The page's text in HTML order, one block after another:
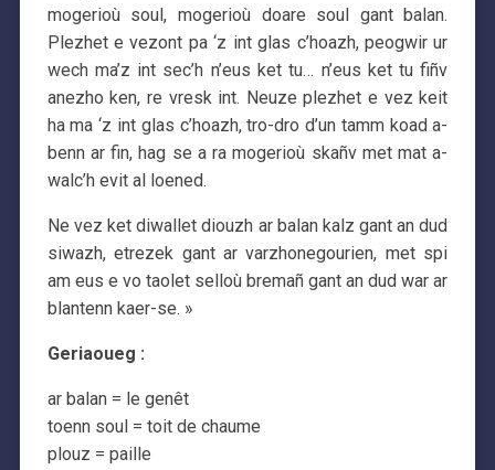
mogerioù soul, mogerioù doare soul gant balan.
Plezhet e vezont pa ‘z int glas c’hoazh, peogwir ur
wech ma’z int sec’h n’eus ket tu… n’eus ket tu fiñv
anezho ken, re vresk int. Neuze plezhet e vez keit
ha ma ‘z int glas c’hoazh, tro-dro d’un tamm koad a-
benn ar fin, hag se a ra mogerioù skañv met mat a-
walc’h evit al loened.
Ne vez ket diwallet diouzh ar balan kalz gant an dud
siwazh, etrezek gant ar varzhonegourien, met spi
am eus e vo taolet selloù bremañ gant an dud war ar
blantenn kaer-se. »
Geriaoueg :
ar balan = le genêt
toenn soul = toit de chaume
plouz = paille